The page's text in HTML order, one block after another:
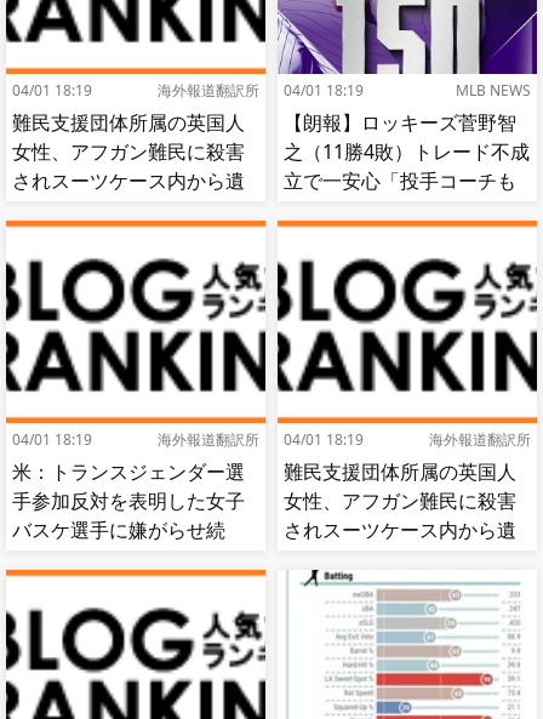
04/01 18:19 海外報道翻訳所
難民支援団体所属の英国人
女性、アフガン難民に殺害
されスーツケース内から遺
04/01 18:19 MLB NEWS
【朗報】ロッキーズ菅野智
之（11勝4敗）トレード不成
立で一安心「投手コーチも
04/01 18:19 海外報道翻訳所
米：トランスジェンダー選
手参加反対を表明した女子
バスケ選手に嫌がらせ続
反応]
04/01 18:19 海外報道翻訳所
難民支援団体所属の英国人
女性、アフガン難民に殺害
されスーツケース内から遺
応]